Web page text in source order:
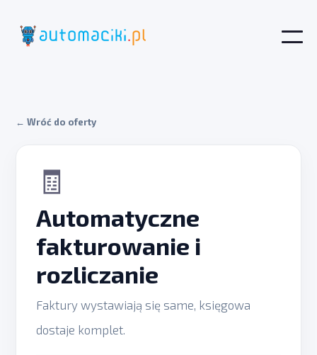
← Wróć do oferty
🧾
Automatyczne
fakturowanie i
rozliczanie
Faktury wystawiają się same, księgowa
dostaje komplet.